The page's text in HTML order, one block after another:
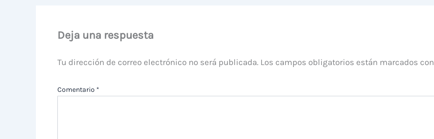
Deja una respuesta
Tu dirección de correo electrónico no será publicada. Los campos obligatorios están marcados con
Comentario *